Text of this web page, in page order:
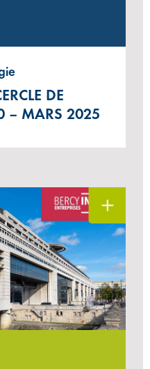
DE
– MARS 2025